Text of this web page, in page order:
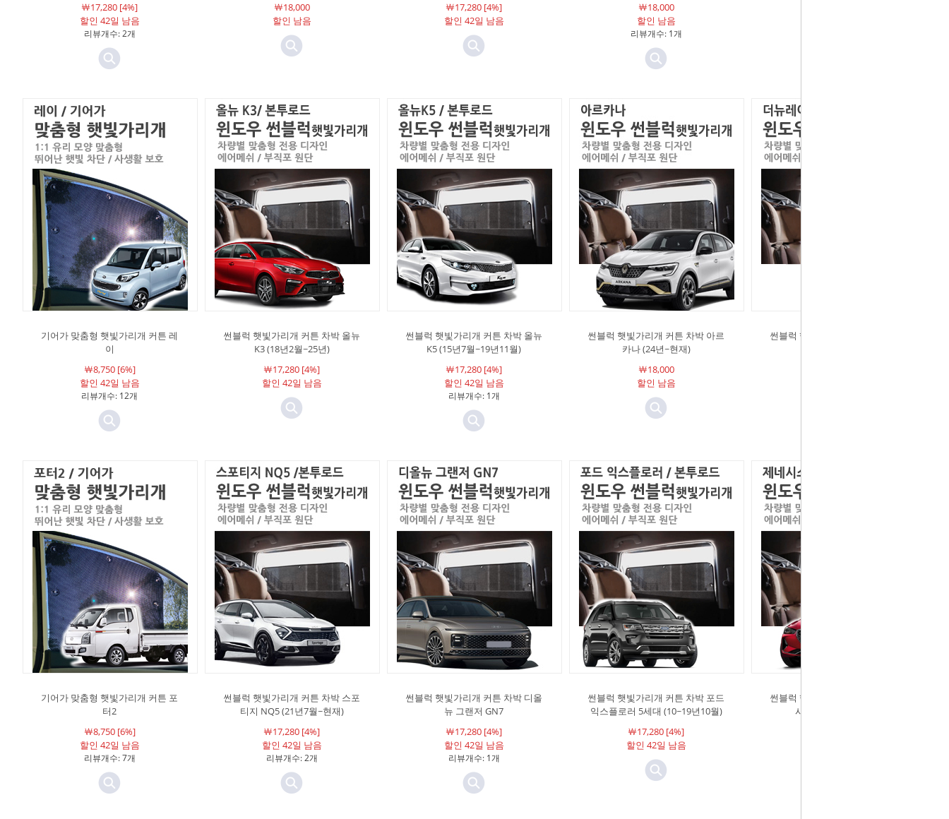
￦17,280 [4%]
할인 42일 남음
리뷰개수: 2개
￦18,000
할인 남음
￦17,280 [4%]
할인 42일 남음
￦18,000
할인 남음
리뷰개수: 1개
기어가 맞춤형 햇빛가리개 커튼 레
이
￦8,750 [6%]
할인 42일 남음
리뷰개수: 12개
썬블럭 햇빛가리개 커튼 차박 올뉴
K3 (18년2월~25년)
￦17,280 [4%]
할인 42일 남음
썬블럭 햇빛가리개 커튼 차박 올뉴
K5 (15년7월~19년11월)
￦17,280 [4%]
할인 42일 남음
리뷰개수: 1개
썬블럭 햇빛가리개 커튼 차박 아르
카나 (24년~현재)
￦18,000
할인 남음
썬블럭 햇빛가리개 커튼 차박 더뉴
기어가 맞춤형 햇빛가리개 커튼 포
터2
￦8,750 [6%]
할인 42일 남음
리뷰개수: 7개
썬블럭 햇빛가리개 커튼 차박 스포
티지 NQ5 (21년7월~현재)
￦17,280 [4%]
할인 42일 남음
리뷰개수: 2개
썬블럭 햇빛가리개 커튼 차박 디올
뉴 그랜저 GN7
￦17,280 [4%]
할인 42일 남음
리뷰개수: 1개
썬블럭 햇빛가리개 커튼 차박 포드
익스플로러 5세대 (10~19년10월)
￦17,280 [4%]
할인 42일 남음
썬블럭 햇빛가리개 커튼 차박 제네
시스 G70 (17년~현재)